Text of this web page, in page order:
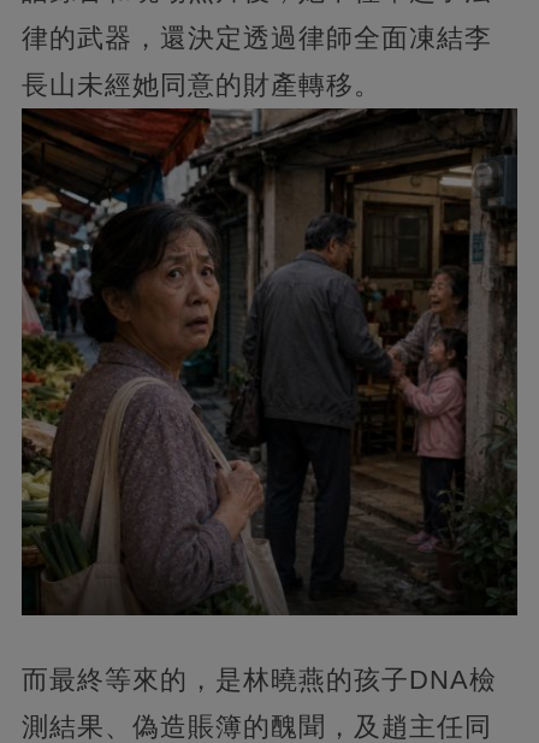
律的武器，還決定透過律師全面凍結李
長山未經她同意的財產轉移。
而最終等來的，是林曉燕的孩子DNA檢
測結果、偽造賬簿的醜聞，及趙主任同